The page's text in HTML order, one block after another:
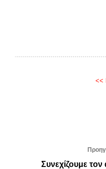
<<
Συνεχίζουμε